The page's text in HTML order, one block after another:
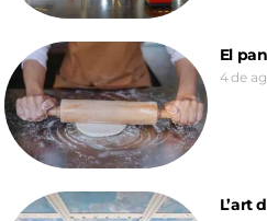
El
4 de
L’art